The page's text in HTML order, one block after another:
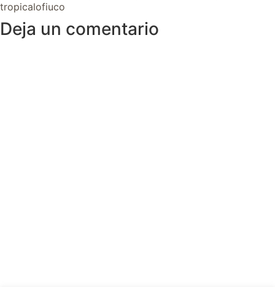
tropicalofiuco
Deja un comentario